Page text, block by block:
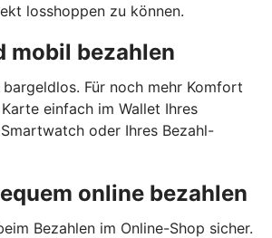
losshoppen zu können.
mobil bezahlen
Für noch mehr Komfort
einfach im Wallet Ihres
oder Ihres Bezahl-
online bezahlen
Bezahlen im Online-Shop sicher.